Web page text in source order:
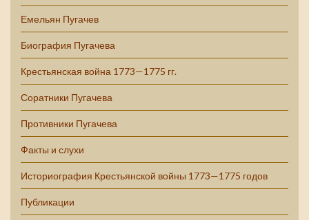
Емельян Пугачев
Биография Пугачева
Крестьянская война 1773—1775 гг.
Соратники Пугачева
Противники Пугачева
Факты и слухи
Историография Крестьянской войны 1773—1775 годов
Публикации